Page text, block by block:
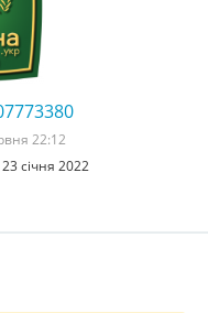
22:12
січня 2022